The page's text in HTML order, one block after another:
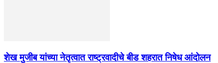
शेख मुजीब यांच्या नेतृत्वात राष्ट्रवादीचे बीड शहरात निषेध आंदोलन